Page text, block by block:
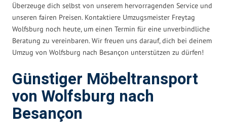
Überzeuge dich selbst von unserem hervorragenden Service und
unseren fairen Preisen. Kontaktiere Umzugsmeister Freytag
Wolfsburg noch heute, um einen Termin für eine unverbindliche
Beratung zu vereinbaren. Wir freuen uns darauf, dich bei deinem
Umzug von Wolfsburg nach Besançon unterstützen zu dürfen!
Günstiger Möbeltransport
von Wolfsburg nach
Besançon